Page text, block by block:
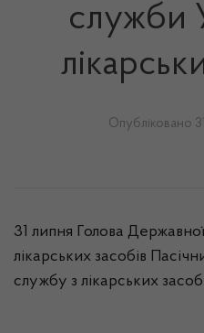
служби
Опубліковано
31 липня Голова
лікарських засобів
службу з лікарських